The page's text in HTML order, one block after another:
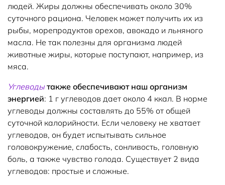
людей. Жиры должны обеспечивать около 30%
суточного рациона. Человек может получить их из
рыбы, морепродуктов орехов, авокадо и льняного
масла. Не так полезны для организма людей
животные жиры, которые поступают, например, из
мяса.
Углеводы также обеспечивают наш организм
энергией: 1 г углеводов дает около 4 ккал. В норме
углеводы должны составлять до 55% от общей
суточной калорийности. Если человеку не хватает
углеводов, он будет испытывать сильное
головокружение, слабость, сонливость, головную
боль, а также чувство голода. Существует 2 вида
углеводов: простые и сложные.